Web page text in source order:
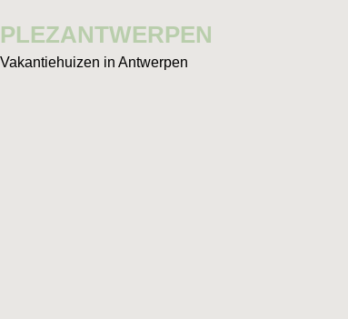
PLEZANTWERPEN
Vakantiehuizen in Antwerpen